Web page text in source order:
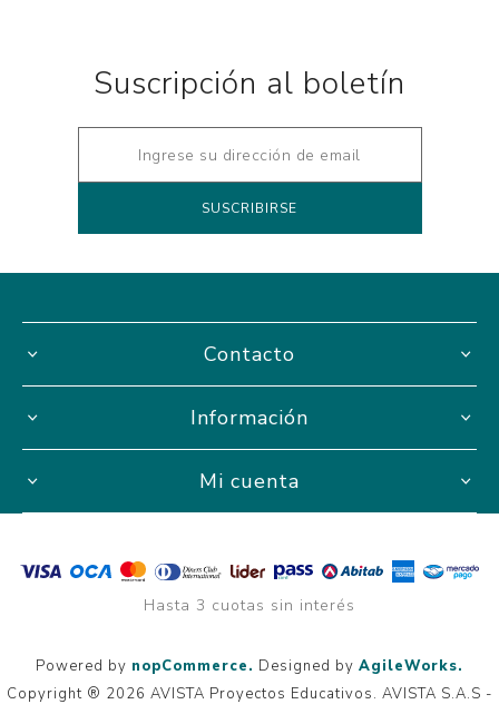
Suscripción al boletín
Contacto
Información
Mi cuenta
Hasta 3 cuotas sin interés
Powered by nopCommerce. Designed by AgileWorks.
Copyright ® 2026 AVISTA Proyectos Educativos. AVISTA S.A.S -